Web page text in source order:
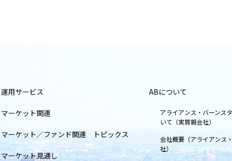
運用サービス
マーケット関連
マーケット／ファンド関連 トピックス
マーケット見通し
ABについて
アライアンス・バーンス
いて（実質親会社）
会社概要（アライアンス
社）